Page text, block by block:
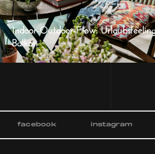
Indoor-Outdoor-Flow:
Balkon
facebook instagram